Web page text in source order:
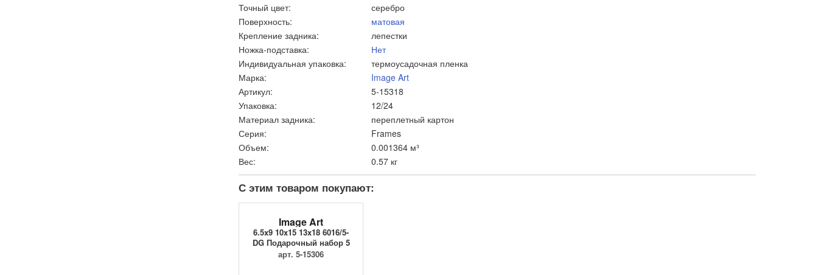
Точный цвет:
серебро
Поверхность:
матовая
Крепление задника:
лепестки
Ножка-подставка:
Нет
Индивидуальная упаковка:
термоусадочная пленка
Марка:
Image Art
Артикул:
5-15318
Упаковка:
12/24
Материал задника:
переплетный картон
Серия:
Frames
Объем:
0.001364 м³
Вес:
0.57 кг
С этим товаром покупают:
Image Art
6.5x9 10x15 13x18 6016/5-
DG Подарочный набор 5
р...
арт. 5-15306